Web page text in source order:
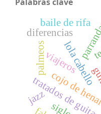
lola cabello
cojo de
tratados de
viajeros
baile de rifa
jazz
palmeos
diferencias